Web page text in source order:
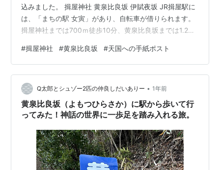
込みました。 揖屋神社 黄泉比良坂 伊賦夜坂 JR揖屋駅に
は、「まちの駅 女寅」があり、自転車が借りられます。
揖屋神社までは700ｍ徒歩10分、黄泉比良坂までは1.2ｋ
が、体力温存のため借りました。 3時間まで300円だっ
たと思います。（借りる人が少ないのか空気抜けてて重
かった・・・） 10：05に揖屋駅について、次の11：51
まで観光です。 揖屋神社 揖屋神社 伊布夜社 創建や御鎮
座についての詳細は不明ですが、「日本書紀」斉明天皇
条に「…
#揖屋神社 #黄泉比良坂 #天国への手紙ポスト
Q太郎とシュゾー2匹の仲良しだいありー • 1年前
黄泉比良坂（よもつひらさか）に駅から歩いて行
ってみた！神話の世界に一歩足を踏み入れる旅。